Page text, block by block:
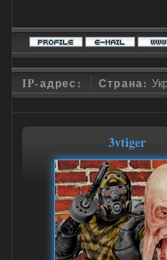
IP-адрес: Страна:
3vtiger